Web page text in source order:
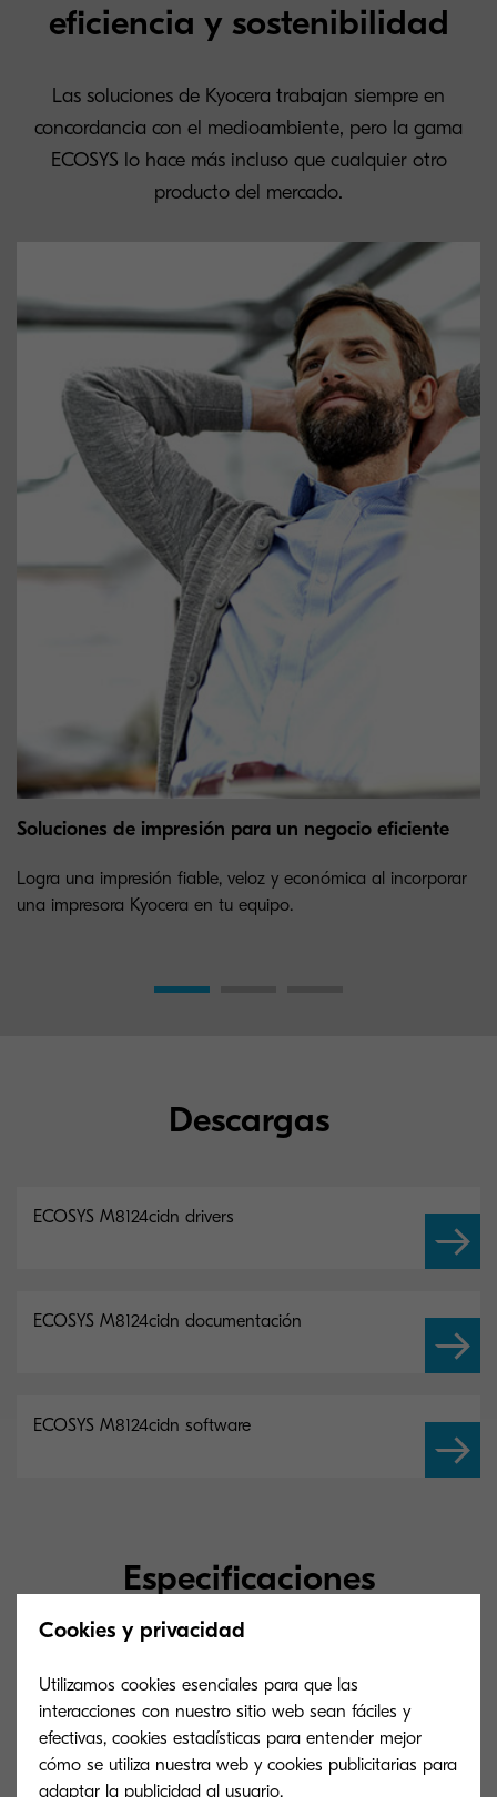
eficiencia y sostenibilidad
Las soluciones de Kyocera trabajan siempre en
concordancia con el medioambiente, pero la gama
ECOSYS lo hace más incluso que cualquier otro
producto del mercado.
Soluciones de impresión para un negocio eficiente
Logra una impresión fiable, veloz y económica al incorporar
una impresora Kyocera en tu equipo.
Descargas
ECOSYS M8124cidn drivers
ECOSYS M8124cidn documentación
ECOSYS M8124cidn software
Especificaciones
principales
General
Cookies y privacidad
Utilizamos cookies esenciales para que las
interacciones con nuestro sitio web sean fáciles y
efectivas, cookies estadísticas para entender mejor
cómo se utiliza nuestra web y cookies publicitarias para
adaptar la publicidad al usuario.